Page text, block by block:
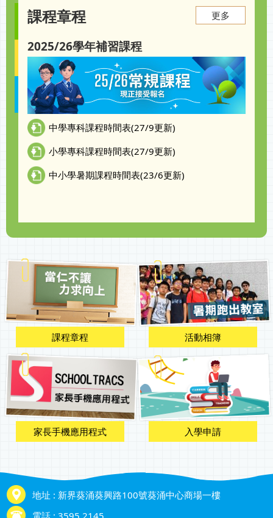
更多
課程章程
2025/26學年補習課程
中學專科課程時間表(27/9更新)
小學專科課程時間表(27/9更新)
中小學暑期課程時間表(23/6更新)
課程章程 活動相簿
家長手機應用程式 入學申請
地址 : 新界葵涌葵興路100號葵涌中心商場一樓
電話 : 3595 2145